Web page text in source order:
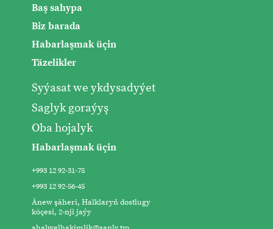
Baş sahypa
Biz barada
Habarlaşmak üçin
Täzelikler
Syýasat we ykdysadyýet
Saglyk goraýyş
Oba hojalyk
Habarlaşmak üçin
+993 12 92-31-75
+993 12 92-56-45
Änew şäheri, Halklaryň dostlugy
köçesi, 2-nji jaýy